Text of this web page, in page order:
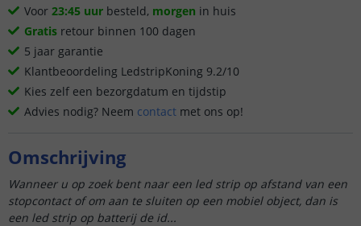
Voor 23:45 uur besteld, morgen in huis
Gratis retour binnen 100 dagen
5 jaar garantie
Klantbeoordeling LedstripKoning 9.2/10
Kies zelf een bezorgdatum en tijdstip
Advies nodig? Neem contact met ons op!
Omschrijving
Wanneer u op zoek bent naar een led strip op afstand van een
stopcontact of om aan te sluiten op een mobiel object, dan is
een led strip op batterij de id...